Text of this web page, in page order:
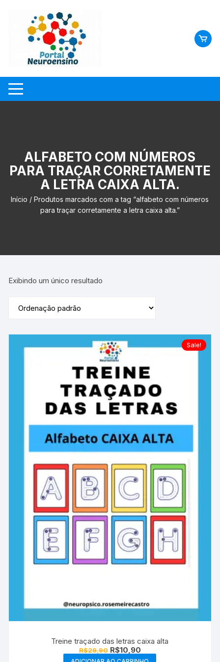
ALFABETO COM NÚMEROS
PARA TRAÇAR CORRETAMENTE
A LETRA CAIXA ALTA.
Início / Produtos marcados com a tag “alfabeto com números
para traçar corretamente a letra caixa alta.”
Exibindo um único resultado
Sale!
Treine traçado das letras caixa alta
R$29,90 O
preço
R$10,90O
preço